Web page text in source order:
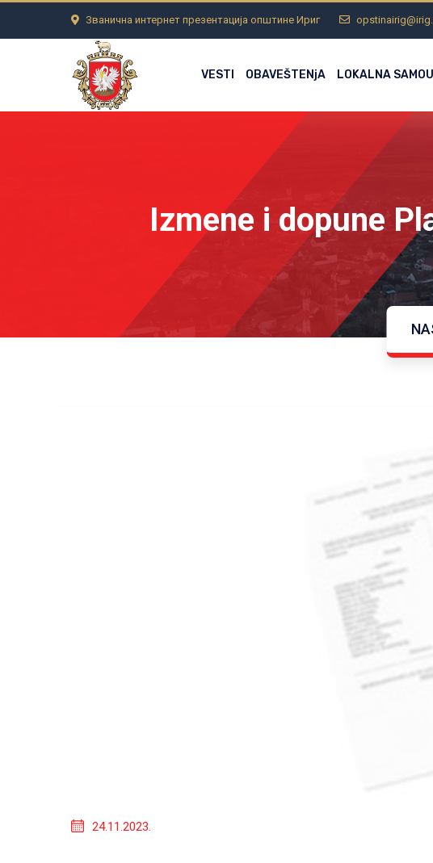
Званична интернет презентација општине Ириг
VESTI OBAVEŠTENjA LOKALNA
Izmene i dopune
24.11.2023.